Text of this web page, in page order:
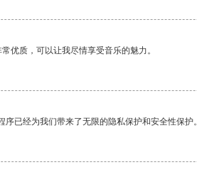
优质，可以让我尽情享受音乐的魅力。
序已经为我们带来了无限的隐私保护和安全性保护。